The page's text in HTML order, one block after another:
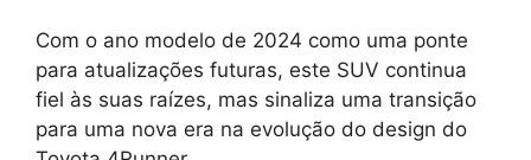
Com o ano modelo de 2024 como uma ponte
para atualizações futuras, este SUV continua
fiel às suas raízes, mas sinaliza uma transição
para uma nova era na evolução do design do